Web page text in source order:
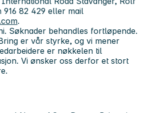
82 429 eller mail
.
Søknader behandles fortløpende.
er vår styrke, og vi mener
er nøkkelen til
Vi ønsker oss derfor et stort